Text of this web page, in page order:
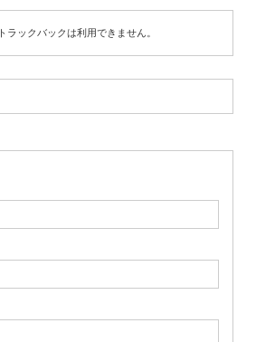
トラックバックは利用できません。